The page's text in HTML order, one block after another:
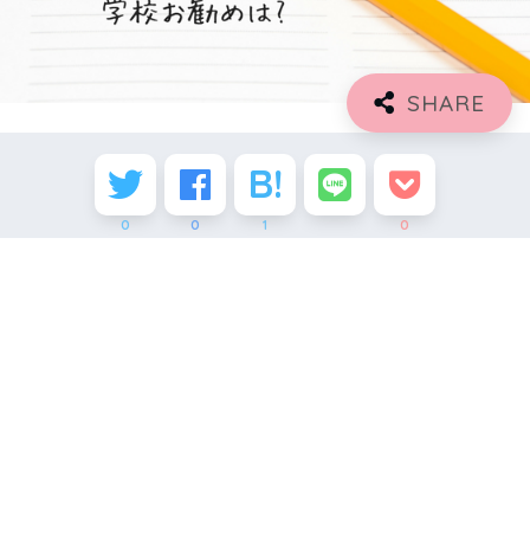
0 0 1 0